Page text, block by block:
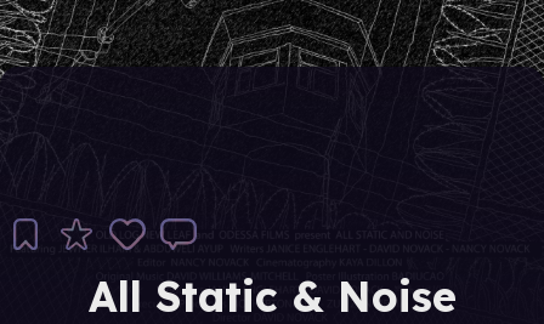
All Static & Noise